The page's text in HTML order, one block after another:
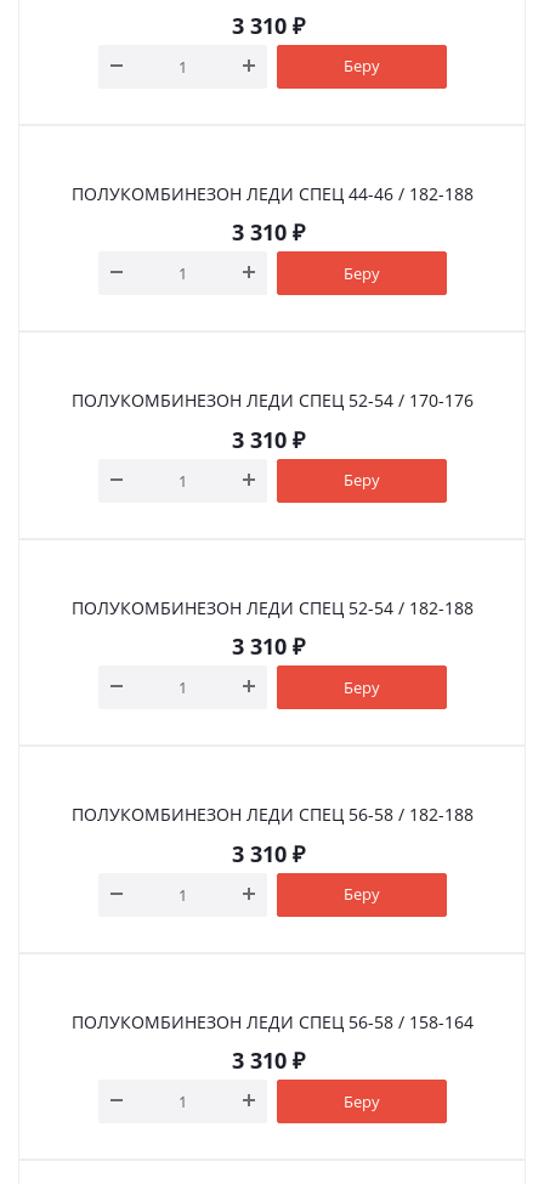
3 310₽
Беру
ПОЛУКОМБИНЕЗОН ЛЕДИ СПЕЦ 44-46 / 182-188
3 310₽
Беру
ПОЛУКОМБИНЕЗОН ЛЕДИ СПЕЦ 52-54 / 170-176
3 310₽
Беру
ПОЛУКОМБИНЕЗОН ЛЕДИ СПЕЦ 52-54 / 182-188
3 310₽
Беру
ПОЛУКОМБИНЕЗОН ЛЕДИ СПЕЦ 56-58 / 182-188
3 310₽
Беру
ПОЛУКОМБИНЕЗОН ЛЕДИ СПЕЦ 56-58 / 158-164
3 310₽
Беру